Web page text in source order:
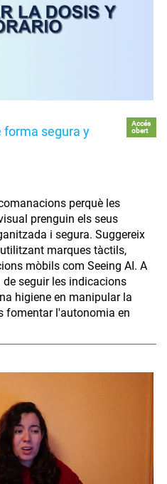
segura y
Accés
obert
perquè les
prenguin els seus
i segura. Suggereix
marques tàctils,
mòbils com Seeing AI. A
seguir les indicacions
higiene en manipular la
fomentar l'autonomia en